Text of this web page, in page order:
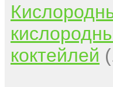
коктейлей